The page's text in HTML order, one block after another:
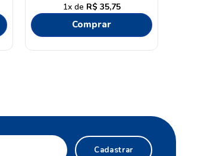
1 R$ 35,75
Comprar
Cadastrar